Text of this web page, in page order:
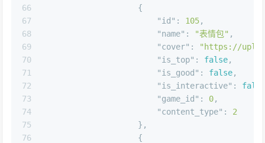
65
66
67
68
69
70
71
72
73
74
75
}
"id": 105,
"name": "表情包" ,
"cover":
"https://
"is_top": false,
"is_good": false ,
"is_interactive"
"game_id" : 0,
}